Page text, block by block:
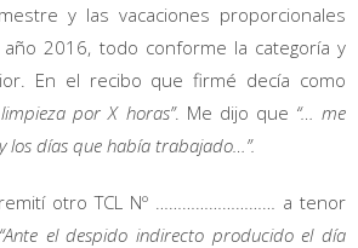
y las vacaciones proporcionales
2016, todo conforme la categoría y
En el recibo que firmé decía como
por X horas”. Me dijo que “… me
los días que había trabajado…”.
otro TCL Nº ……………………… a tenor
“Ante el despido indirecto producido el día